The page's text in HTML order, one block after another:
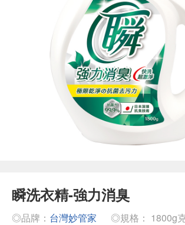
瞬洗衣精-強力消臭
◎品牌： 台灣妙管家
◎規格： 1800g